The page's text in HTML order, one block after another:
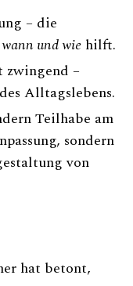
– die
und wie hilft.
zwingend –
Alltagslebens.
Teilhabe am
sondern
von
hat betont,